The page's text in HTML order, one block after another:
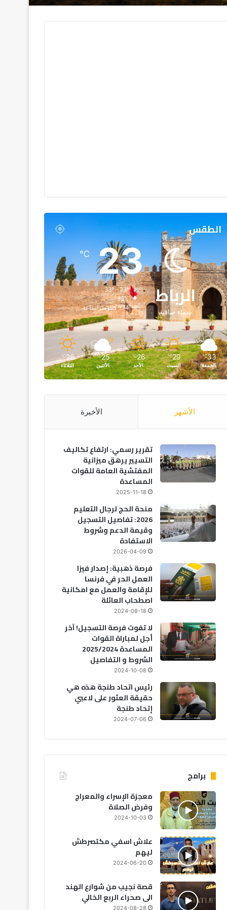
الطقس
الرباط
سماء صافية
23
℃
33º - 23º
83%
1.74 كيلومتر/ساعة
33
℃
الجمعة
29
℃
السبت
26
℃
الأحد
25
℃
الأثنين
26
℃
الثلاثاء
الأشهر الأخيرة
تقرير رسمي: ارتفاع تكاليف
التسيير يرهق ميزانية
المفتشية العامة للقوات
المساعدة
2025-11-18
منحة الحج لرجال التعليم
2026: تفاصيل التسجيل
وقيمة الدعم وشروط
الاستفادة
2026-04-09
فرصة ذهبية: إصدار فيزا
العمل الحر في فرنسا
للإقامة والعمل مع امكانية
اصطحاب العائلة
2024-08-18
لا تفوت فرصة التسجيل! آخر
أجل لمباراة القوات
المساعدة 2025/2024
الشروط و التفاصيل
2024-10-08
رئيس اتحاد طنجة هذه هي
حقيقة العثور على لاعبي
إتحاد طنجة
2024-07-06
برامج
معجزة الإسراء والمعراج
وفرض الصلاة
2024-10-03
علاش اسفي مكتصرطش
ليهم
2024-06-20
قصة نجيب من شوارع الهند
الى صحراء الربع الخالي
2024-08-28